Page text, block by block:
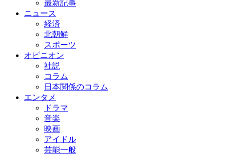
最新記事
ニュース
経済
北朝鮮
スポーツ
オピニオン
社説
コラム
日本関係のコラム
エンタメ
ドラマ
音楽
映画
アイドル
芸能一般